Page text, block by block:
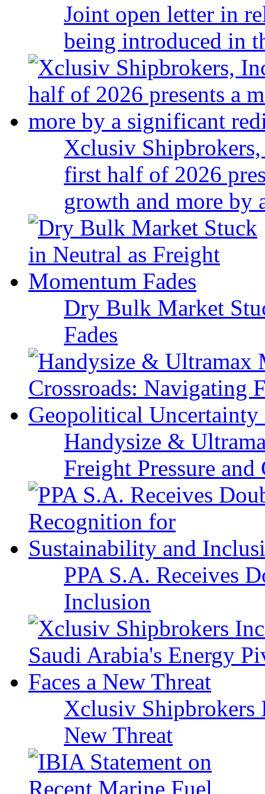
Joint open letter in
being introduced in
Xclusiv
first half of 2026
growth and more
Dry Bulk Market
Fades
Handysize &
Freight Pressure
PPA S.A. Receives
Inclusion
Xclusiv Shipbrokers
New Threat